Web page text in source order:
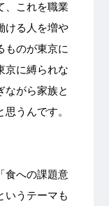
、これを職業
ける人を増や
ものが東京に
京に縛られな
ながら家族と
うんです。
食への課題意
いうテーマも